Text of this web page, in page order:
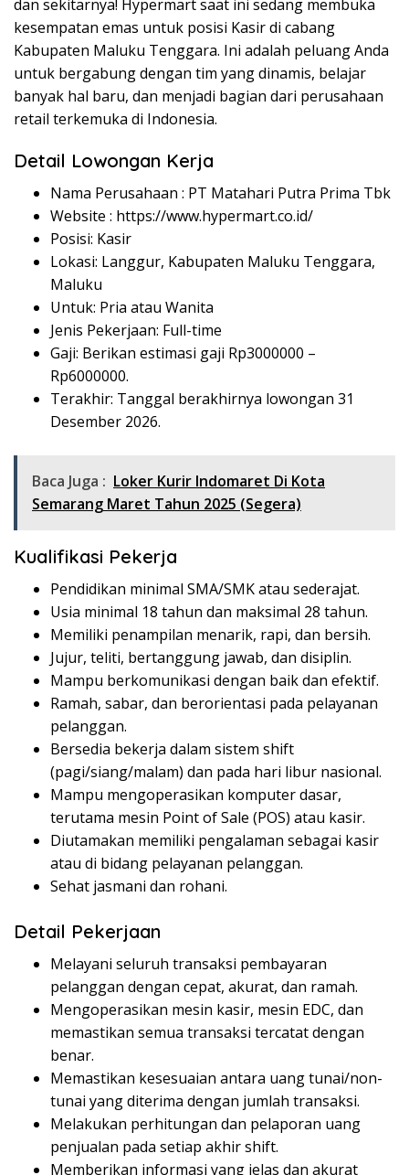
dan sekitarnya! Hypermart saat ini sedang membuka
kesempatan emas untuk posisi Kasir di cabang
Kabupaten Maluku Tenggara. Ini adalah peluang Anda
untuk bergabung dengan tim yang dinamis, belajar
banyak hal baru, dan menjadi bagian dari perusahaan
retail terkemuka di Indonesia.
Detail Lowongan Kerja
Nama Perusahaan : PT Matahari Putra Prima Tbk
Website : https://www.hypermart.co.id/
Posisi: Kasir
Lokasi: Langgur, Kabupaten Maluku Tenggara,
Maluku
Untuk: Pria atau Wanita
Jenis Pekerjaan: Full-time
Gaji: Berikan estimasi gaji Rp3000000 –
Rp6000000.
Terakhir: Tanggal berakhirnya lowongan 31
Desember 2026.
Baca Juga : Loker Kurir Indomaret Di Kota
Semarang Maret Tahun 2025 (Segera)
Kualifikasi Pekerja
Pendidikan minimal SMA/SMK atau sederajat.
Usia minimal 18 tahun dan maksimal 28 tahun.
Memiliki penampilan menarik, rapi, dan bersih.
Jujur, teliti, bertanggung jawab, dan disiplin.
Mampu berkomunikasi dengan baik dan efektif.
Ramah, sabar, dan berorientasi pada pelayanan
pelanggan.
Bersedia bekerja dalam sistem shift
(pagi/siang/malam) dan pada hari libur nasional.
Mampu mengoperasikan komputer dasar,
terutama mesin Point of Sale (POS) atau kasir.
Diutamakan memiliki pengalaman sebagai kasir
atau di bidang pelayanan pelanggan.
Sehat jasmani dan rohani.
Detail Pekerjaan
Melayani seluruh transaksi pembayaran
pelanggan dengan cepat, akurat, dan ramah.
Mengoperasikan mesin kasir, mesin EDC, dan
memastikan semua transaksi tercatat dengan
benar.
Memastikan kesesuaian antara uang tunai/non-
tunai yang diterima dengan jumlah transaksi.
Melakukan perhitungan dan pelaporan uang
penjualan pada setiap akhir shift.
Memberikan informasi yang jelas dan akurat